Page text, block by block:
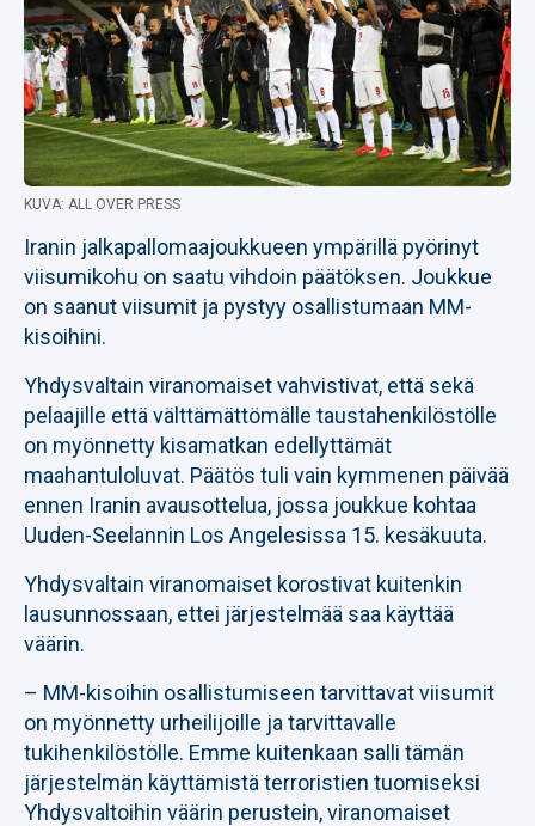
KUVA: ALL OVER PRESS
Iranin jalkapallomaajoukkueen ympärillä pyörinyt
viisumikohu on saatu vihdoin päätöksen. Joukkue
on saanut viisumit ja pystyy osallistumaan MM-
kisoihini.
Yhdysvaltain viranomaiset vahvistivat, että sekä
pelaajille että välttämättömälle taustahenkilöstölle
on myönnetty kisamatkan edellyttämät
maahantuloluvat. Päätös tuli vain kymmenen päivää
ennen Iranin avausottelua, jossa joukkue kohtaa
Uuden-Seelannin Los Angelesissa 15. kesäkuuta.
Yhdysvaltain viranomaiset korostivat kuitenkin
lausunnossaan, ettei järjestelmää saa käyttää
väärin.
– MM-kisoihin osallistumiseen tarvittavat viisumit
on myönnetty urheilijoille ja tarvittavalle
tukihenkilöstölle. Emme kuitenkaan salli tämän
järjestelmän käyttämistä terroristien tuomiseksi
Yhdysvaltoihin väärin perustein, viranomaiset